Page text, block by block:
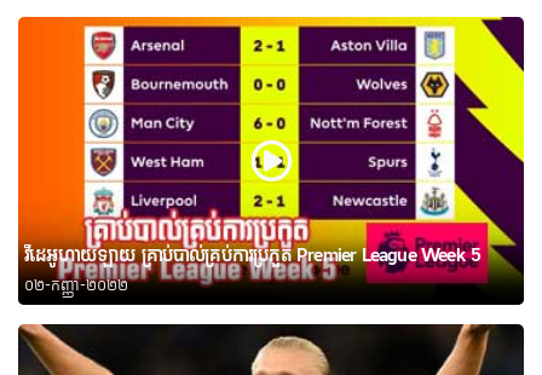
វីដេអូហាយឡាយ គ្រាប់បាល់គ្រប់ការប្រកួត Premier League Week 5
០២-កញ្ញា-២០២២